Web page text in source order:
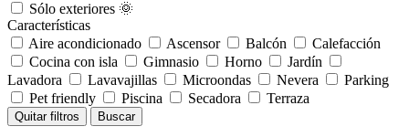
Sólo exteriores 🌞
Características
Aire acondicionado
Ascensor Balcón
Calefacción
Cocina con isla
Gimnasio Horno
Jardín
Lavadora
Lavavajillas Microondas Nevera
Parking
Pet friendly
Piscina Secadora Terraza
Quitar filtros Buscar